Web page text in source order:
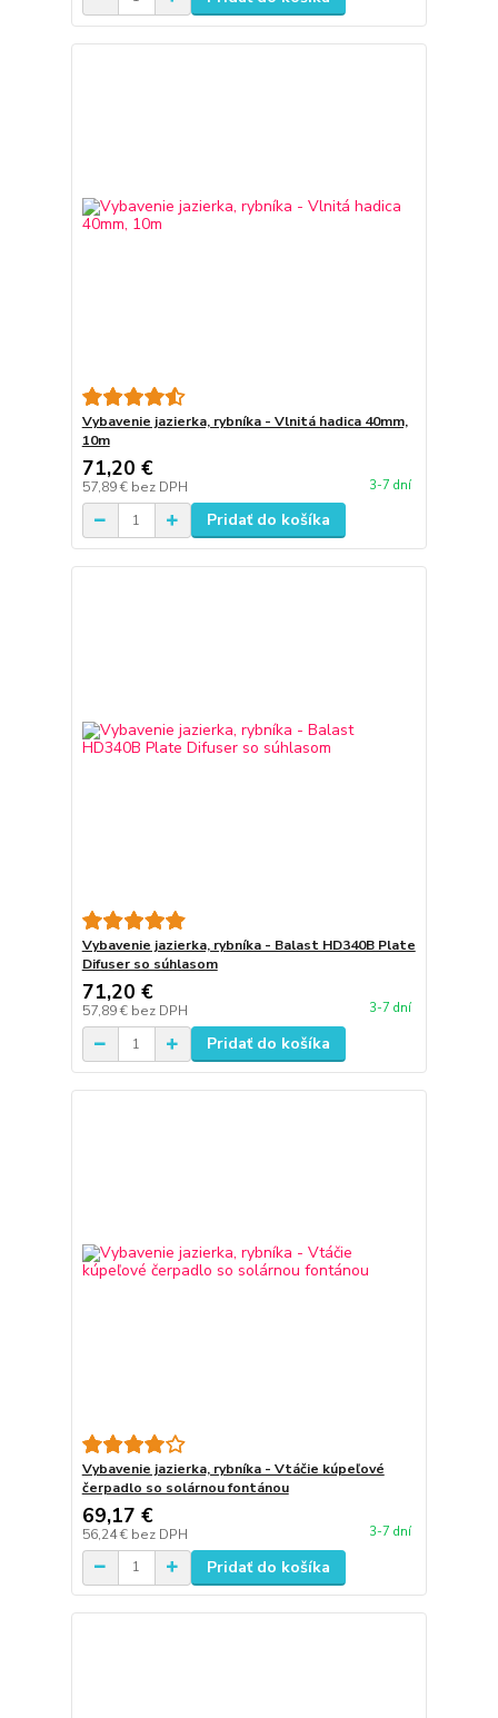
Vybavenie jazierka, rybníka - Vlnitá hadica 40mm,
10m
71,20 €
57,89 € bez DPH 3-7 dní
Pridať do košíka
Vybavenie jazierka, rybníka - Balast HD340B Plate
Difuser so súhlasom
71,20 €
57,89 € bez DPH 3-7 dní
Pridať do košíka
Vybavenie jazierka, rybníka - Vtáčie kúpeľové
čerpadlo so solárnou fontánou
69,17 €
56,24 € bez DPH 3-7 dní
Pridať do košíka